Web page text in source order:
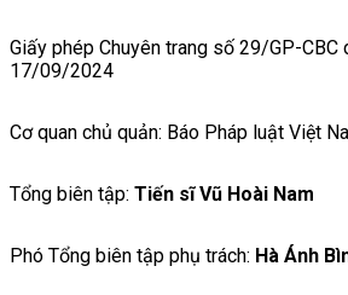
Giấy phép Chuyên trang số 29/GP-CBC
17/09/2024
Cơ quan chủ quản: Báo Pháp luật Việt
Tổng biên tập: Tiến sĩ Vũ Hoài Nam
Phó Tổng biên tập phụ trách: Hà Ánh